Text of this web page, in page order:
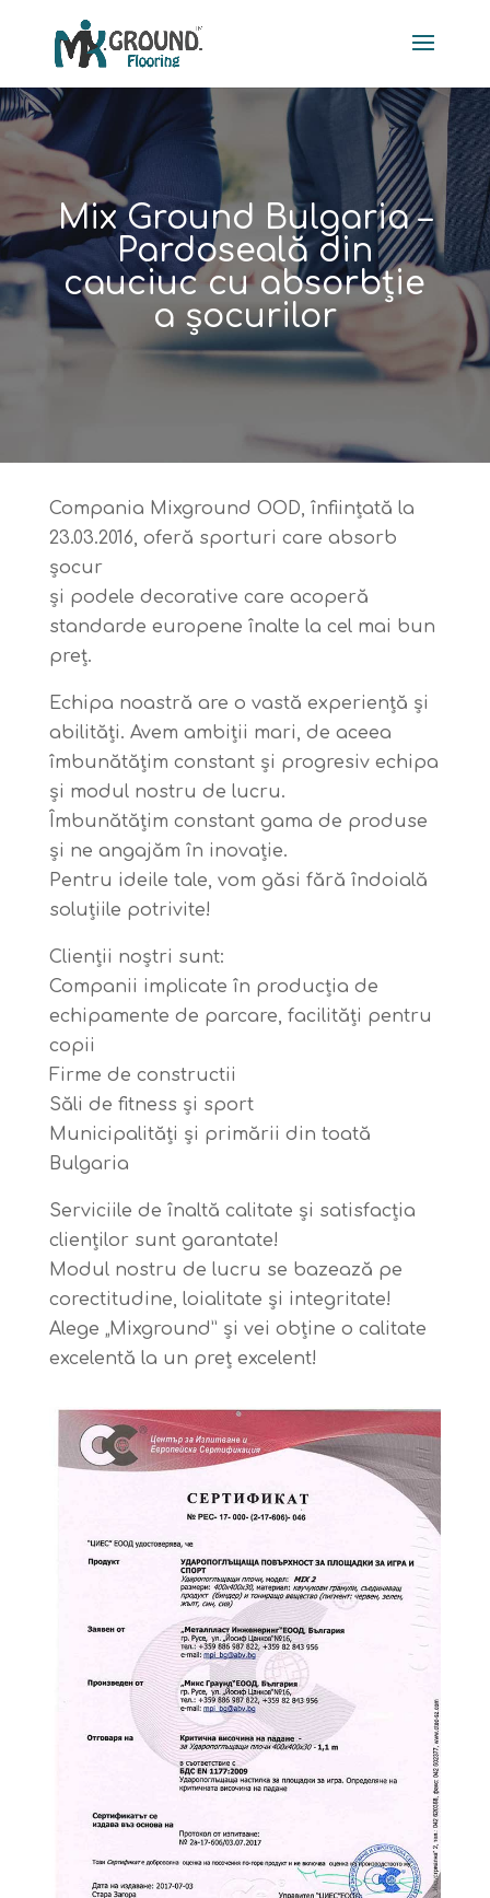
Mix Ground Bulgaria –
Pardoseală din
cauciuc cu absorbție
a șocurilor
Compania Mixground OOD, înființată la
23.03.2016, oferă sporturi care absorb
șocur
și podele decorative care acoperă
standarde europene înalte la cel mai bun
preț.
Echipa noastră are o vastă experiență și
abilități. Avem ambiții mari, de aceea
îmbunătățim constant și progresiv echipa
și modul nostru de lucru.
Îmbunătățim constant gama de produse
și ne angajăm în inovație.
Pentru ideile tale, vom găsi fără îndoială
soluțiile potrivite!
Clienții noștri sunt:
Companii implicate în producția de
echipamente de parcare, facilități pentru
copii
Firme de constructii
Săli de fitness și sport
Municipalități și primării din toată
Bulgaria
Serviciile de înaltă calitate și satisfacția
clienților sunt garantate!
Modul nostru de lucru se bazează pe
corectitudine, loialitate și integritate!
Alege „Mixground” și vei obține o calitate
excelentă la un preț excelent!